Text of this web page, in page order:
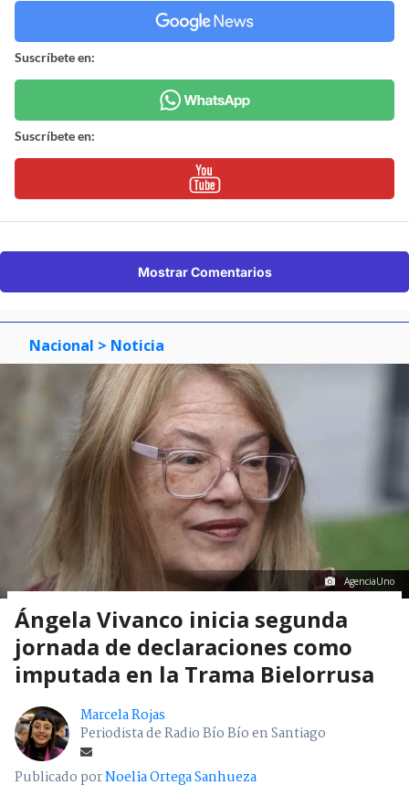
Suscríbete en:
Suscríbete en:
Mostrar Comentarios
Nacional > Noticia
AgenciaUno
Ángela Vivanco inicia segunda
jornada de declaraciones como
imputada en la Trama Bielorrusa
Marcela Rojas
Periodista de Radio Bío Bío en Santiago
Publicado porNoelia Ortega Sanhueza